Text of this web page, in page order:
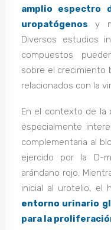
amplio espectro
uropatógenos y
Diversos estudios
compuestos
sobre el crecimiento
relacionados con la
En el contexto de la
especialmente
complementaria al
ejercido por la D-
arándano rojo.
inicial al urotelio, el
entorno urinario
para la